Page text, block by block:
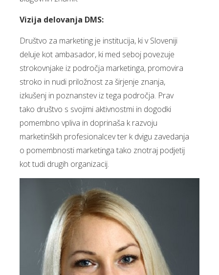
Vizija delovanja DMS:
Društvo za marketing je institucija, ki v Sloveniji
deluje kot ambasador, ki med seboj povezuje
strokovnjake iz področja marketinga, promovira
stroko in nudi priložnost za širjenje znanja,
izkušenj in poznanstev iz tega področja. Prav
tako društvo s svojimi aktivnostmi in dogodki
pomembno vpliva in doprinaša k razvoju
marketinških profesionalcev ter k dvigu zavedanja
o pomembnosti marketinga tako znotraj podjetij
kot tudi drugih organizacij.